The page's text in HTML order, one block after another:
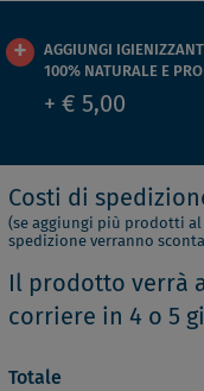
AGGIUNGI
100% NATURALE E
+ € 5,00
Costi di
(se aggiungi più prodotti al
spedizione verranno
Il prodotto verrà
corriere in 4 o 5
Totale